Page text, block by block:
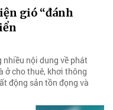
gió “đánh
nhiều nội dung về phát
ở cho thuê, khơi thông
động sản tồn đọng và